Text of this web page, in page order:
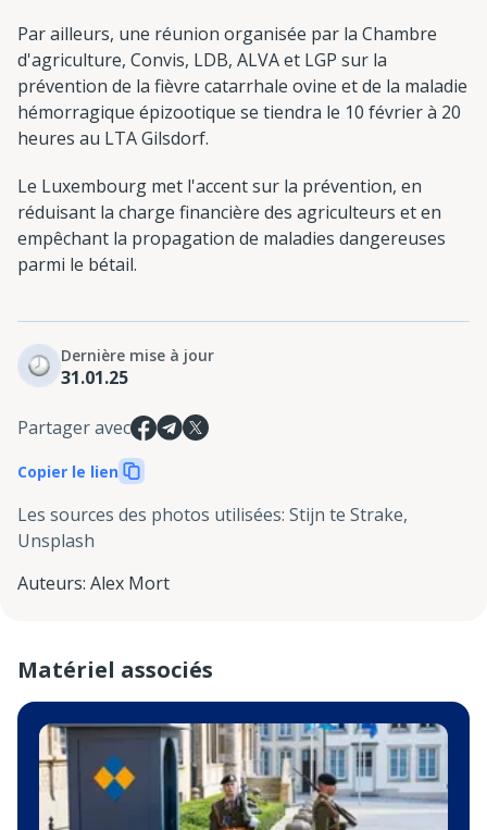
Par ailleurs, une réunion organisée par la Chambre
d'agriculture, Convis, LDB, ALVA et LGP sur la
prévention de la fièvre catarrhale ovine et de la maladie
hémorragique épizootique se tiendra le 10 février à 20
heures au LTA Gilsdorf.
Le Luxembourg met l'accent sur la prévention, en
réduisant la charge financière des agriculteurs et en
empêchant la propagation de maladies dangereuses
parmi le bétail.
Dernière mise à jour
31.01.25
Partager avec
Copier le lien
Les sources des photos utilisées: Stijn te Strake,
Unsplash
Auteurs: Alex Mort
Matériel associés